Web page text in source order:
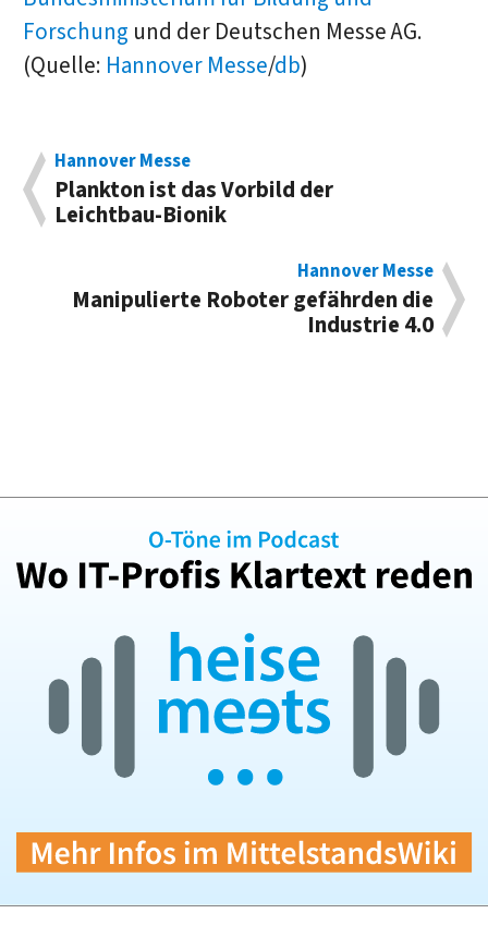
Forschung und der Deutschen Messe AG.
(Quelle: Hannover Messe/db)
Hannover Messe
Plankton ist das Vorbild der
Leichtbau-Bionik
Hannover Messe
Manipulierte Roboter gefährden die
Industrie 4.0